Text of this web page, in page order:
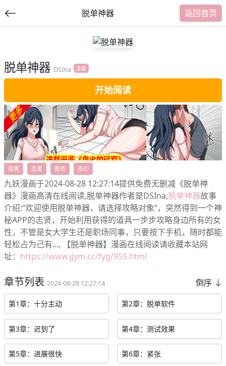
脱单神器 返回首页
脱单神器 DSIna 连载
开始阅读
搞笑 恋爱 都市 奇幻
九妖漫画于2024-08-28 12:27:14提供免费无删减《脱单神
器》漫画高清在线阅读,脱单神器作者是DSIna,脱单神器故事
介绍:“欢迎使用脱单神器，请选择攻略对象”，突然得到一个神
秘APP的志贤，开始利用获得的道具一步步攻略身边所有的女
性，不管是女大学生还是职场同事，只要按下手机，随时都能
轻松占为己有..., 【脱单神器】漫画在线阅读请收藏本站网
址： https://www.jjym.cc/fyg/955.html
章节列表 2024-08-28 12:27:14 倒序
第1章：十分主动 第2章：脱单软件
第3章：迟到了 第4章：测试效果
第5章：进展很快 第6章：紧张
交